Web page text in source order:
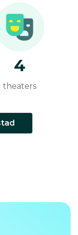
4
theaters